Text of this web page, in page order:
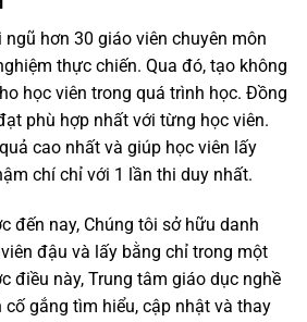
hơn 30 giáo viên chuyên môn
thực chiến. Qua đó, tạo không
học viên trong quá trình học. Đồng
phù hợp nhất với từng học viên.
cao nhất và giúp học viên lấy
chí chỉ với 1 lần thi duy nhất.
đến nay, Chúng tôi sở hữu danh
đậu và lấy bằng chỉ trong một
điều này, Trung tâm giáo dục nghề
cố gắng tìm hiểu, cập nhật và thay